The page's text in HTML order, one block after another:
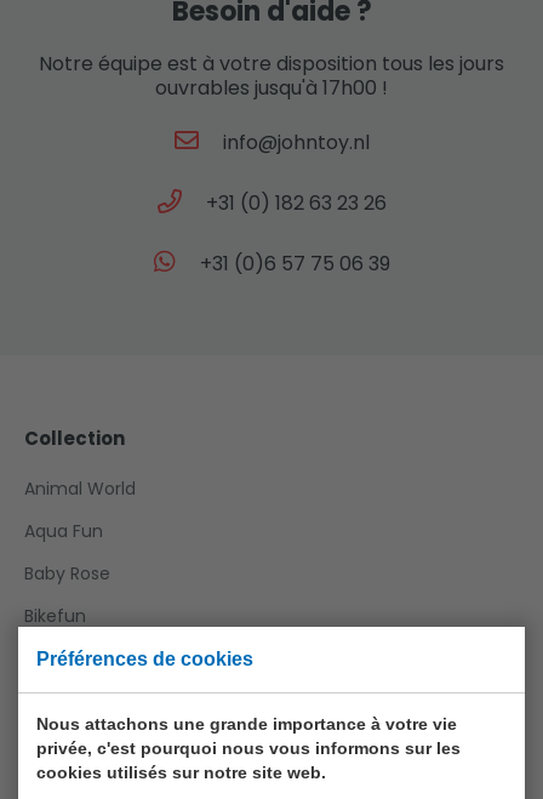
Préférences de cookies
Nous attachons une grande importance à votre vie
privée, c'est pourquoi nous vous informons sur les
cookies utilisés sur notre site web.
Besoin d'aide ?
Notre équipe est à votre disposition tous les jours
ouvrables jusqu'à 17h00 !
info@johntoy.nl
+31 (0) 182 63 23 26
+31 (0)6 57 75 06 39
Collection
Animal World
Aqua Fun
Baby Rose
Bikefun
Boys
Crea Kids
Funtoy
Games